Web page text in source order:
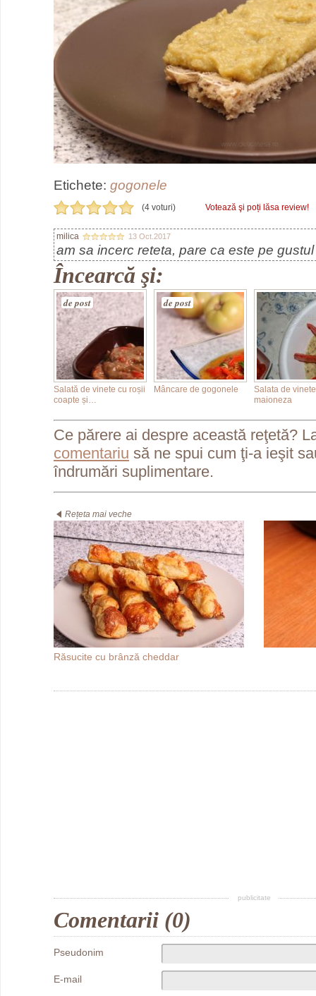
Etichete: gogonele
(4 voturi) Votează şi poți lăsa review!
milica 13 Oct.2017
am sa incerc reteta, pare ca este pe
Încearcă şi:
de post
Salată de vinete cu roșii
coapte și…
de post
Mâncare de gogonele
Salata de
maioneza
Ce părere ai despre această reţetă?
comentariu să ne spui cum ţi-a ieşit
îndrumări suplimentare.
Rețeta mai veche
Răsucite cu brânză cheddar
publicitate
Comentarii (0)
Pseudonim
E-mail